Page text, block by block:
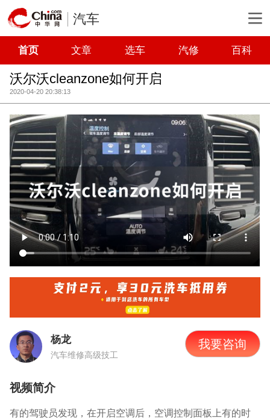
汽车
首页 文章 选车 汽修 百科
沃尔沃cleanzone如何开启
2020-04-20 20:38:13
杨龙
汽车维修高级技工
我要咨询
视频简介
有的驾驶员发现，在开启空调后，空调控制面板上有的时